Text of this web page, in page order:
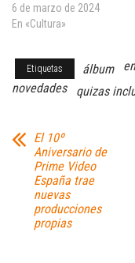
6 de marzo de 2024
En «Cultura»
Etiquetas álbum
novedades
quizas
El 10º
Aniversario de
Prime Video
España trae
nuevas
producciones
propias